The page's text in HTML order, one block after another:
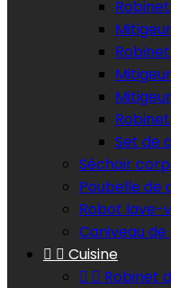
Set de
Séchoir
Poubelle de
Robot lave-
Caniveau
  Cuisine
  Robinet